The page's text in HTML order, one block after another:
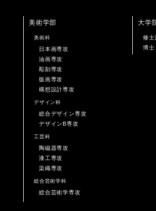
美術学部
美術科
日本画専攻
油画専攻
彫刻専攻
版画専攻
構想設計専攻
デザイン科
総合デザイン専攻
デザインB専攻
工芸科
陶磁器専攻
漆工専攻
染織専攻
総合芸術学科
総合芸術学専攻
大学
修士
博士